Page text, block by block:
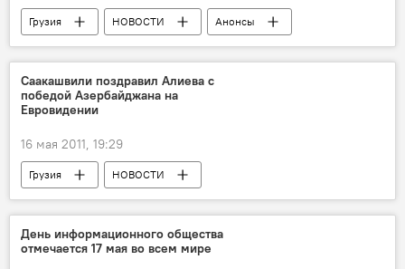
Грузия НОВОСТИ Анонсы
Саакашвили поздравил Алиева с
победой Азербайджана на
Евровидении
16 мая 2011, 19:29
Грузия НОВОСТИ
День информационного общества
отмечается 17 мая во всем мире